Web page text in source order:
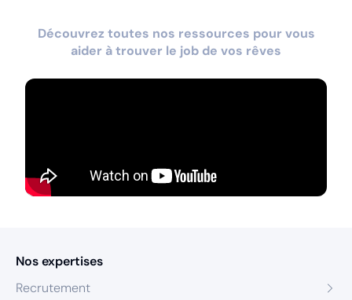
Découvrez toutes nos ressources pour vous
aider à trouver le job de vos rêves
Nos expertises
Recrutement